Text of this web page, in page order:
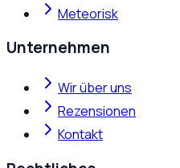
Meteorisk
Unternehmen
Wir über uns
Rezensionen
Kontakt